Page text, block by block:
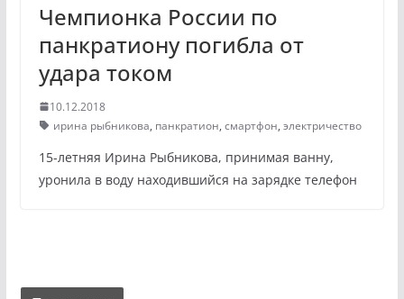
Чемпионка России по
панкратиону погибла от
удара током
10.12.2018
ирина рыбникова, панкратион, смартфон, электричество
15-летняя Ирина Рыбникова, принимая ванну,
уронила в воду находившийся на зарядке телефон